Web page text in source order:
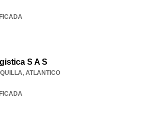
S A S
, ATLANTICO